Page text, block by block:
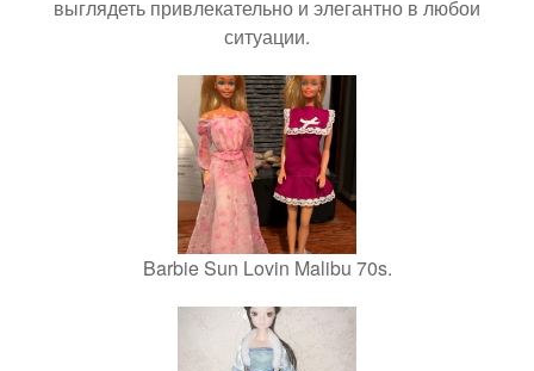
выглядеть привлекательно и элегантно в любои
ситуации.
Barbie Sun Lovin Malibu 70s.